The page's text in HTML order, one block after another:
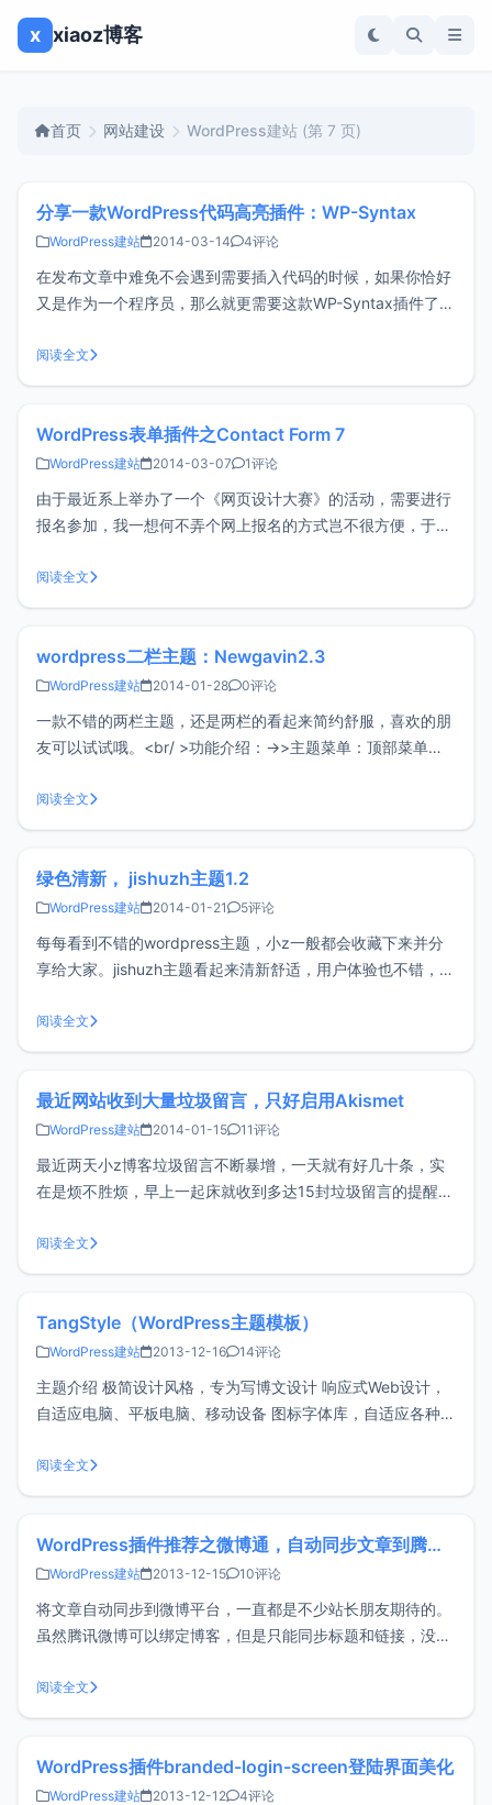
x xiaoz博客
首页 网站建设 WordPress建站 (第 7 页)
分享一款WordPress代码高亮插件：WP-Syntax
WordPress建站 2014-03-14 4评论
在发布文章中难免不会遇到需要插入代码的时候，如果你恰好
又是作为一个程序员，那么就更需要这款WP-Syntax插件了，
文章的时候需要切换到文本模式，然后在需要添加代码的地方
添加如下代码：<pre lang="
阅读全文
WordPress表单插件之Contact Form 7
WordPress建站 2014-03-07 1评论
由于最近系上举办了一个《网页设计大赛》的活动，需要进行
报名参加，我一想何不弄个网上报名的方式岂不很方便，于是
果有需要用到的小z推荐给大家。 <br/ >这个插件不仅可用于
网上报名什么的，还可用于信息反馈等，非常的
阅读全文
wordpress二栏主题：Newgavin2.3
WordPress建站 2014-01-28 0评论
一款不错的两栏主题，还是两栏的看起来简约舒服，喜欢的朋
友可以试试哦。<br/ >功能介绍：->>主题菜单：顶部菜单和
超过四级； ->>图片暗箱功能，美化了原来的图片暗箱功能，
采用FANYBOX的架构，修复图片过大超过屏幕，及中文名字
阅读全文
绿色清新， jishuzh主题1.2
WordPress建站 2014-01-21 5评论
每每看到不错的wordpress主题，小z一般都会收藏下来并分
享给大家。jishuzh主题看起来清新舒适，用户体验也不错，比
仔细阅读这几篇文章，详细了解说明。 2、（重要）如果你以
前使用过jishuzh主题，并且修改设置过me
阅读全文
最近网站收到大量垃圾留言，只好启用Akismet
WordPress建站 2014-01-15 11评论
最近两天小z博客垃圾留言不断暴增，一天就有好几十条，实
在是烦不胜烦，早上一起床就收到多达15封垃圾留言的提醒邮
意，然后试了一下多说。<br/ > 多说的功能的确挺多的，但是
这么多功能实在是用不上，然后停用了多说继续折腾，去注册
阅读全文
TangStyle（WordPress主题模板）
WordPress建站 2013-12-16 14评论
主题介绍 极简设计风格，专为写博文设计 响应式Web设计，
自适应电脑、平板电脑、移动设备 图标字体库，自适应各种终
幕） 跨浏览器兼容，支持IE6/7/8/9/10/11、Chrome、
Safari、Opera，
阅读全文
WordPress插件推荐之微博通，自动同步文章到腾讯、新浪等微博平台
WordPress建站 2013-12-15 10评论
将文章自动同步到微博平台，一直都是不少站长朋友期待的。
虽然腾讯微博可以绑定博客，但是只能同步标题和链接，没办
WordPress链接微博等插件，或者多说等第三方评论插件，支
持WordPress后台发布文章时，同步到微博，但是如果使用
阅读全文
WordPress插件branded-login-screen登陆界面美化
WordPress建站 2013-12-12 4评论